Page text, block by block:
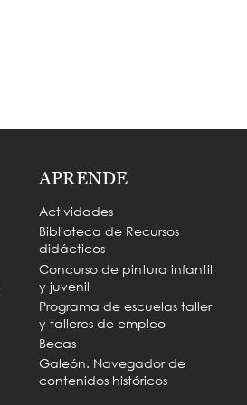
APRENDE
Actividades
Biblioteca de Recursos
didácticos
Concurso de pintura infantil
y juvenil
Programa de escuelas taller
y talleres de empleo
Becas
Galeón. Navegador de
contenidos históricos